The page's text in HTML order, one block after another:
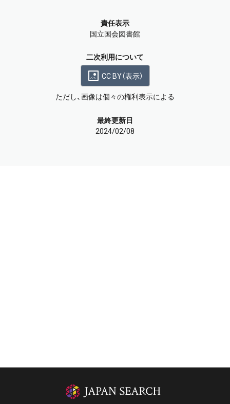
責任表示
国立国会図書館
二次利用について
CC BY（表示）
ただし、画像は個々の権利表示による
最終更新日
2024/02/08